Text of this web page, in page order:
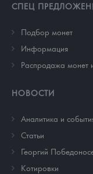
СПЕЦ
Подбор монет
Информация
Распродажа монет
НОВОСТИ
Аналитика и
Cтатьи
Георгий
Котировки